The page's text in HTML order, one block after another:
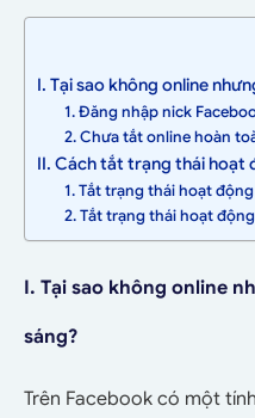
I. Tại sao không online
1. Đăng nhập nick
2. Chưa tắt online hoàn
II. Cách tắt trạng thái hoạt
1. Tắt trạng thái hoạt
2. Tắt trạng thái hoạt
I. Tại sao không online
sáng?
Trên Facebook có một